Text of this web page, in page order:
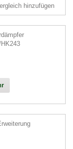
hinzufügen